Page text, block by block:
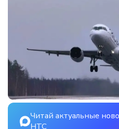
Читай актуальные
НТС